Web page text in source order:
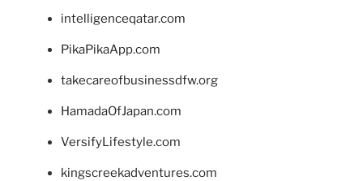
intelligenceqatar.com
PikaPikaApp.com
takecareofbusinessdfw.org
HamadaOfJapan.com
VersifyLifestyle.com
kingscreekadventures.com